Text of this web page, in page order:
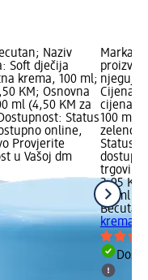
Naziv
Soft dječija
krema, 100 ml;
KM; Osnovna
ml (4,50 KM za
Status
online,
Provjerite
u Vašoj dm
Marka:
Cijena:
cijena:
100 ml);
zeleno
Status
trgovini
2,95 KM
50 ml
Becutan
krema,